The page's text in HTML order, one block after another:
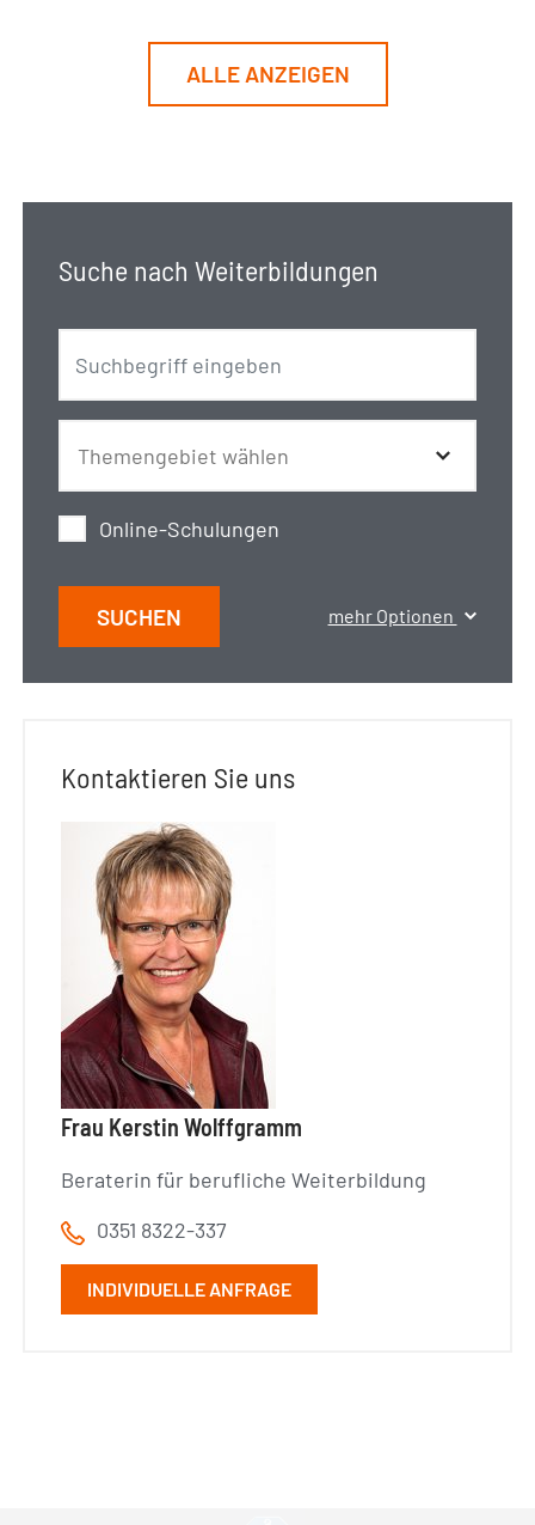
ALLE ANZEIGEN
Suche nach Weiterbildungen
Online-Schulungen
SUCHEN mehr Optionen
Kontaktieren Sie uns
Frau Kerstin Wolffgramm
Beraterin für berufliche Weiterbildung
0351 8322-337
INDIVIDUELLE ANFRAGE